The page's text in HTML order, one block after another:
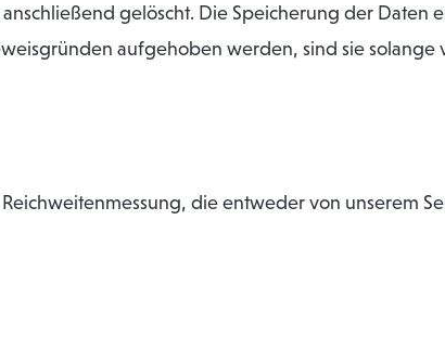
gelöscht. Die Speicherung der Daten
aufgehoben werden, sind sie
die entweder von unserem